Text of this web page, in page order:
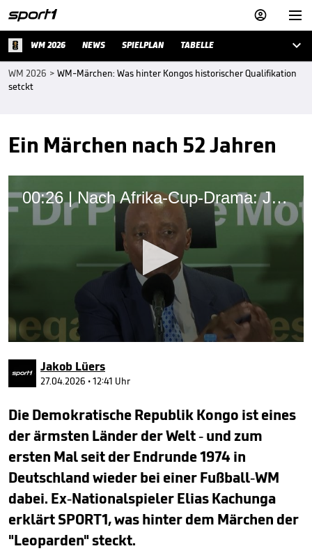


WM 2026 NEWS SPIELPLAN TABELLE 
WM 2026 > WM-Märchen: Was hinter Kongos historischer Qualifikation
setckt
Ein Märchen nach 52 Jahren
00:26 | Nach Afrika-Cup-Drama: Jetzt spricht der Verbandsboss
seconds
of
26
seconds
Jakob Lüers
27.04.2026 • 12:41 Uhr
Die Demokratische Republik Kongo ist eines
der ärmsten Länder der Welt - und zum
ersten Mal seit der Endrunde 1974 in
Deutschland wieder bei einer Fußball-WM
dabei. Ex-Nationalspieler Elias Kachunga
erklärt SPORT1, was hinter dem Märchen der
"Leoparden" steckt.